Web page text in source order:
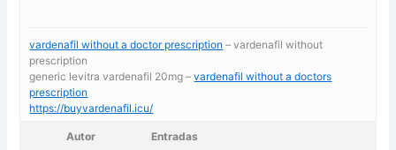
vardenafil without a doctor prescription – vardenafil without
prescription
generic levitra vardenafil 20mg –vardenafil without a doctors
prescription
https://buyvardenafil.icu/
Autor Entradas